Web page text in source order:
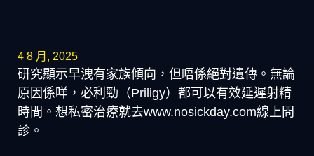
4 8 月, 2025
研究顯示早洩有家族傾向，但唔係絕對遺傳。無論
原因係咩，必利勁（Priligy）都可以有效延遲射精
時間。想私密治療就去www.nosickday.com線上問
診。